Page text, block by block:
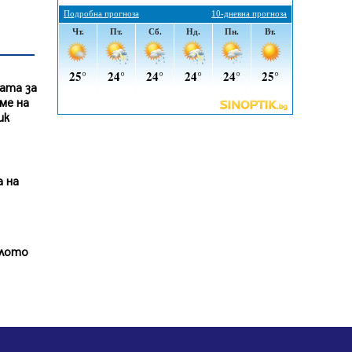
за
на
на
По-малко тежки катастрофи в
Пернишко от началото на
годината
05.08.2026, 09:30
Ивкова и депутата от Перник
Мартин Жлябинков обходиха
5 случая на хепатит от